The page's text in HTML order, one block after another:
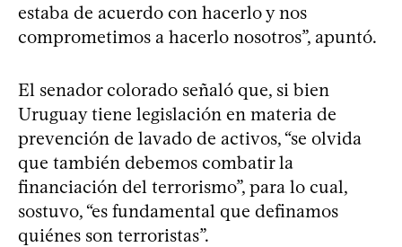
estaba de acuerdo con hacerlo y nos
comprometimos a hacerlo nosotros”, apuntó.
El senador colorado señaló que, si bien
Uruguay tiene legislación en materia de
prevención de lavado de activos, “se olvida
que también debemos combatir la
financiación del terrorismo”, para lo cual,
sostuvo, “es fundamental que definamos
quiénes son terroristas”.